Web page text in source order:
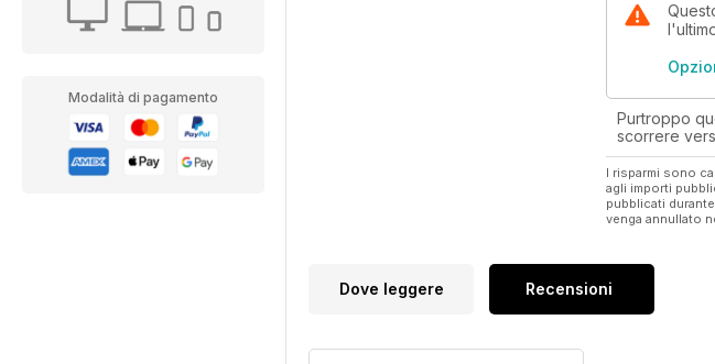
Modalità di pagamento
Purtroppo
scorrere
I risparmi sono
agli importi
pubblicati
venga annullato
Dove leggere Recensioni